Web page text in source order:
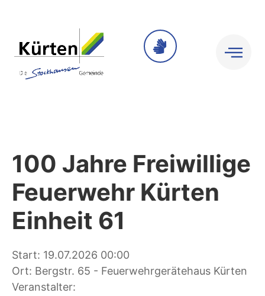
100 Jahre Freiwillige
Feuerwehr Kürten
Einheit 61
Start: 19.07.2026 00:00
Ort: Bergstr. 65 - Feuerwehrgerätehaus Kürten
Veranstalter: